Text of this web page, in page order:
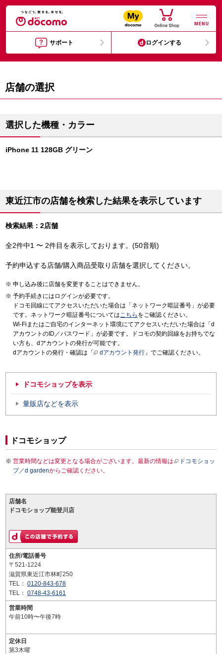
MENU
サポート ログインする
店舗の選択
選択した機種・カラー
iPhone 11 128GB グリーン
東近江市の店舗を検索した結果を表示しています
検索結果：2店舗
全2件中1 〜 2件目を表示しております。(50音順)
予約申込する店舗/購入商品受取り店舗を選択してください。
申し込み後に店舗を変更することはできません。
予約手続きにはログインが必要です。
ドコモ回線にてアクセスいただいた場合は「ネットワーク暗証番号」が必要
です。ネットワーク暗証番号についてはこちら をご確認ください。
Wi-Fiまたはご自宅のインターネット環境にてアクセスいただいた場合は「d
アカウントのID／パスワード」が必要です。ドコモの契約回線をお持ちでな
い方も、dアカウントの発行が可能です。
dアカウントの発行・確認は「
dアカウント発行 」でご確認ください。
ドコモショップを表示
量販店などを表示
ドコモショップ
営業時間などは変更となる場合がございます。最新の情報は
ドコモショッ
プ／d gardenからご確認ください。
店舗名
ドコモショップ能登川店
住所/電話番号
〒521-1224
滋賀県東近江市林町250
TEL： 0120-843-678
TEL： 0748-43-6161
営業時間
午前10時〜午後7時
定休日
第3木曜